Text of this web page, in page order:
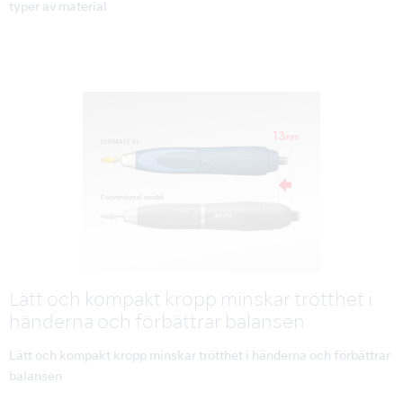
typer av material
Lätt och kompakt kropp minskar trötthet i
händerna och förbättrar balansen
Lätt och kompakt kropp minskar trötthet i händerna och förbättrar
balansen